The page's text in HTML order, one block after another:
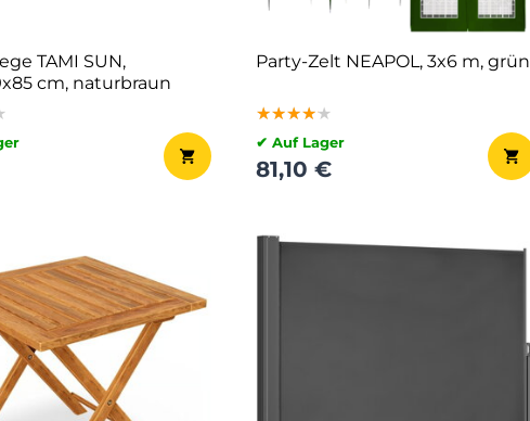
TAMI SUN,
cm, naturbraun
Party-Zelt NEAPOL, 3x6 m, grün
★★★★★
★★★★★
★★★★★
✔ Auf Lager
81,10 €